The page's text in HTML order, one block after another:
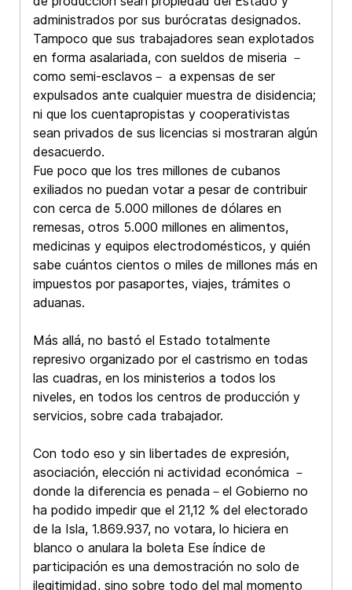
administrados por sus burócratas designados.
Tampoco que sus trabajadores sean explotados
en forma asalariada, con sueldos de miseria －
como semi-esclavos－ a expensas de ser
expulsados ante cualquier muestra de disidencia;
ni que los cuentapropistas y cooperativistas
sean privados de sus licencias si mostraran algún
desacuerdo.
Fue poco que los tres millones de cubanos
exiliados no puedan votar a pesar de contribuir
con cerca de 5.000 millones de dólares en
remesas, otros 5.000 millones en alimentos,
medicinas y equipos electrodomésticos, y quién
sabe cuántos cientos o miles de millones más en
impuestos por pasaportes, viajes, trámites o
aduanas.
Más allá, no bastó el Estado totalmente
represivo organizado por el castrismo en todas
las cuadras, en los ministerios a todos los
niveles, en todos los centros de producción y
servicios, sobre cada trabajador.
Con todo eso y sin libertades de expresión,
asociación, elección ni actividad económica －
donde la diferencia es penada－el Gobierno no
ha podido impedir que el 21,12 % del electorado
de la Isla, 1.869.937, no votara, lo hiciera en
blanco o anulara la boleta Ese índice de
participación es una demostración no solo de
ilegitimidad, sino sobre todo del mal momento